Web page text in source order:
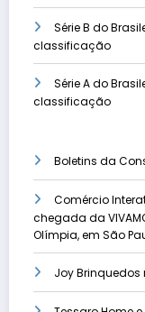
Série B do
classificação
Série A do
classificação
Boletins da
Comércio
chegada da
Olímpia, em São
Joy Brinquedos